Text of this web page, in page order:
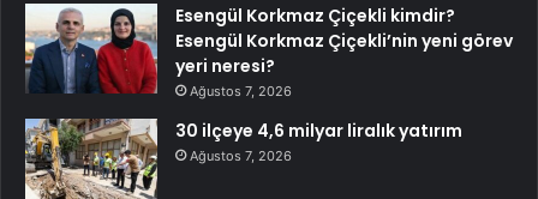
Esengül Korkmaz Çiçekli kimdir?
Esengül Korkmaz Çiçekli’nin yeni görev
yeri neresi?
Ağustos 7, 2026
30 ilçeye 4,6 milyar liralık yatırım
Ağustos 7, 2026